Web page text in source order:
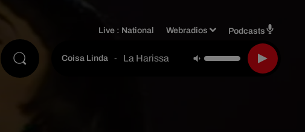
Live : National Webradios Podcasts
Coisa Linda - La Harissa